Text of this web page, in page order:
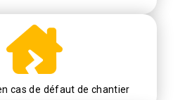
cas de défaut de chantier